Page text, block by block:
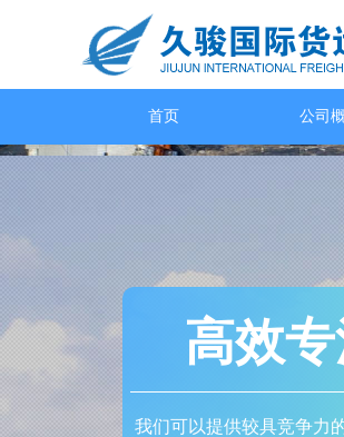
首页 公司
高效
我们可以提供较具竞争力